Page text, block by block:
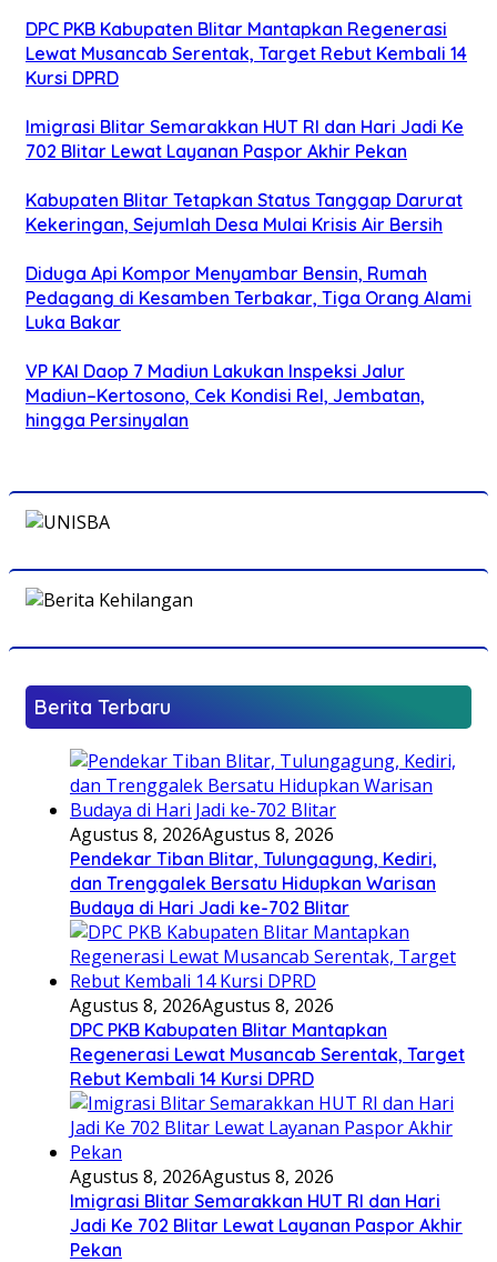
DPC PKB Kabupaten Blitar Mantapkan Regenerasi
Lewat Musancab Serentak, Target Rebut Kembali 14
Kursi DPRD
Imigrasi Blitar Semarakkan HUT RI dan Hari Jadi Ke
702 Blitar Lewat Layanan Paspor Akhir Pekan
Kabupaten Blitar Tetapkan Status Tanggap Darurat
Kekeringan, Sejumlah Desa Mulai Krisis Air Bersih
Diduga Api Kompor Menyambar Bensin, Rumah
Pedagang di Kesamben Terbakar, Tiga Orang Alami
Luka Bakar
VP KAI Daop 7 Madiun Lakukan Inspeksi Jalur
Madiun–Kertosono, Cek Kondisi Rel, Jembatan,
hingga Persinyalan
Berita Terbaru
Agustus 8, 2026Agustus 8, 2026
Pendekar Tiban Blitar, Tulungagung, Kediri,
dan Trenggalek Bersatu Hidupkan Warisan
Budaya di Hari Jadi ke-702 Blitar
Agustus 8, 2026Agustus 8, 2026
DPC PKB Kabupaten Blitar Mantapkan
Regenerasi Lewat Musancab Serentak, Target
Rebut Kembali 14 Kursi DPRD
Agustus 8, 2026Agustus 8, 2026
Imigrasi Blitar Semarakkan HUT RI dan Hari
Jadi Ke 702 Blitar Lewat Layanan Paspor Akhir
Pekan